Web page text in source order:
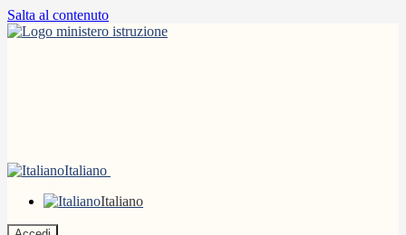
Salta al contenuto
Italiano
Italiano